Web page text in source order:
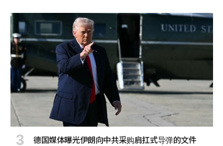
德国媒体曝光伊朗向中共采购肩扛式导弹的文件